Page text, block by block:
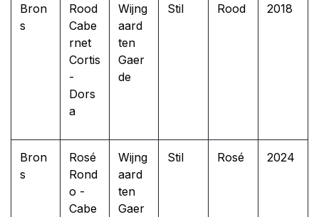
Bron
s
Rood
Cabe
rnet
Cortis
-
Dors
a
Wijng
aard
ten
Gaer
de
Stil Rood 2018
Bron
s
Rosé
Rond
o -
Cabe
Wijng
aard
ten
Gaer
Stil Rosé 2024